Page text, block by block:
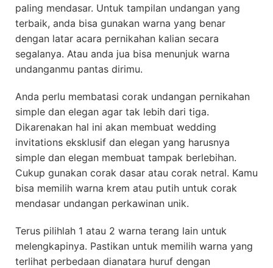
paling mendasar. Untuk tampilan undangan yang
terbaik, anda bisa gunakan warna yang benar
dengan latar acara pernikahan kalian secara
segalanya. Atau anda jua bisa menunjuk warna
undanganmu pantas dirimu.
Anda perlu membatasi corak undangan pernikahan
simple dan elegan agar tak lebih dari tiga.
Dikarenakan hal ini akan membuat wedding
invitations eksklusif dan elegan yang harusnya
simple dan elegan membuat tampak berlebihan.
Cukup gunakan corak dasar atau corak netral. Kamu
bisa memilih warna krem atau putih untuk corak
mendasar undangan perkawinan unik.
Terus pilihlah 1 atau 2 warna terang lain untuk
melengkapinya. Pastikan untuk memilih warna yang
terlihat perbedaan dianatara huruf dengan